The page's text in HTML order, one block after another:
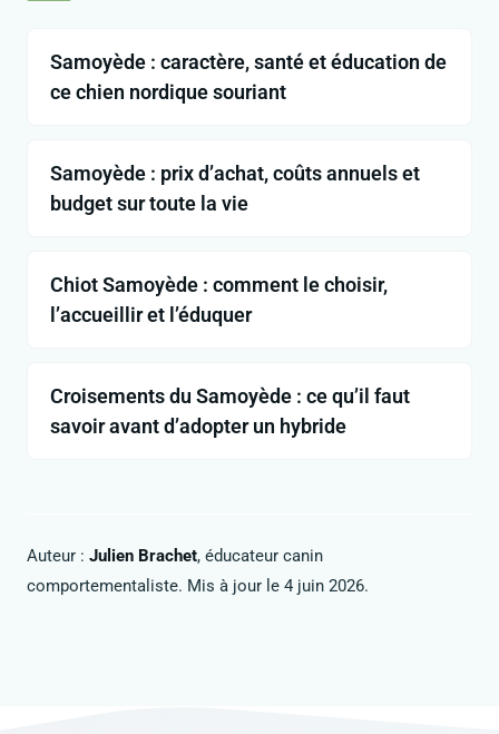
Samoyède : caractère, santé et éducation de
ce chien nordique souriant
Samoyède : prix d’achat, coûts annuels et
budget sur toute la vie
Chiot Samoyède : comment le choisir,
l’accueillir et l’éduquer
Croisements du Samoyède : ce qu’il faut
savoir avant d’adopter un hybride
Auteur : Julien Brachet, éducateur canin
comportementaliste. Mis à jour le 4 juin 2026.